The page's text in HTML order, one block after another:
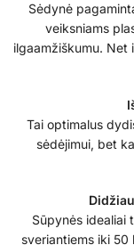
Sėdynė
veiksniams
ilgaamžiškumu. Net
Tai optimalus
sėdėjimui, bet
Sūpynės idealiai
sveriantiems iki 50